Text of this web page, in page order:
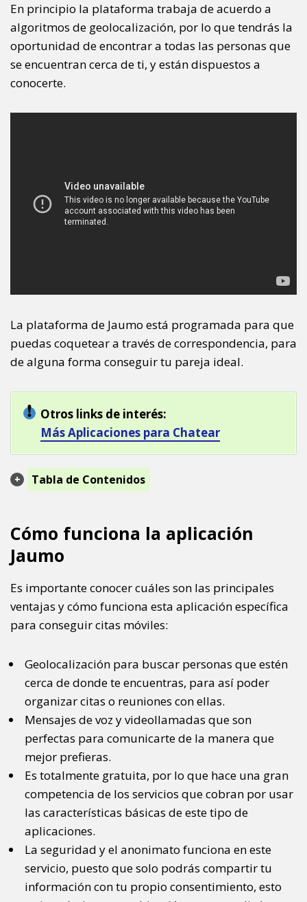
En principio la plataforma trabaja de acuerdo a
algoritmos de geolocalización, por lo que tendrás la
oportunidad de encontrar a todas las personas que
se encuentran cerca de ti, y están dispuestos a
conocerte.
La plataforma de Jaumo está programada para que
puedas coquetear a través de correspondencia, para
de alguna forma conseguir tu pareja ideal.
Otros links de interés:
Más Aplicaciones para Chatear
Tabla de Contenidos
Cómo funciona la aplicación
Jaumo
Es importante conocer cuáles son las principales
ventajas y cómo funciona esta aplicación específica
para conseguir citas móviles:
Geolocalización para buscar personas que estén
cerca de donde te encuentras, para así poder
organizar citas o reuniones con ellas.
Mensajes de voz y videollamadas que son
perfectas para comunicarte de la manera que
mejor prefieras.
Es totalmente gratuita, por lo que hace una gran
competencia de los servicios que cobran por usar
las características básicas de este tipo de
aplicaciones.
La seguridad y el anonimato funciona en este
servicio, puesto que solo podrás compartir tu
información con tu propio consentimiento, esto